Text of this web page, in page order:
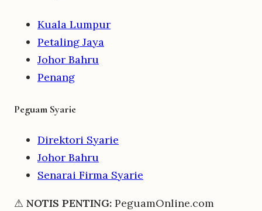
Kuala Lumpur
Petaling Jaya
Johor Bahru
Penang
Peguam Syarie
Direktori Syarie
Johor Bahru
Senarai Firma Syarie
⚠ NOTIS PENTING: PeguamOnline.com